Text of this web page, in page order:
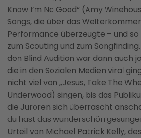
Know I’m No Good“ (Amy
Songs, die über das
Performance überzeugte – und so
zum Scouting und zum
den Blind Audition war dann auch
die in den Sozialen Medien viral
nicht viel von „Jesus, Take The
Underwood) singen, bis das
die Juroren sich überrascht
du hast das wunderschön
Urteil von Michael Patrick Kelly,